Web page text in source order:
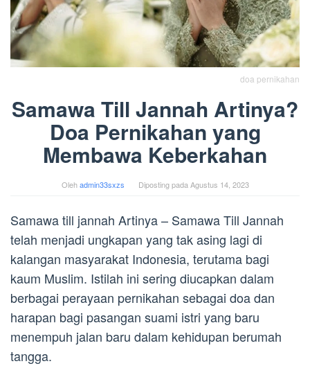
doa pernikahan
Samawa Till Jannah Artinya?
Doa Pernikahan yang
Membawa Keberkahan
Olehadmin33sxzs Diposting padaAgustus 14, 2023
Samawa till jannah Artinya – Samawa Till Jannah
telah menjadi ungkapan yang tak asing lagi di
kalangan masyarakat Indonesia, terutama bagi
kaum Muslim. Istilah ini sering diucapkan dalam
berbagai perayaan pernikahan sebagai doa dan
harapan bagi pasangan suami istri yang baru
menempuh jalan baru dalam kehidupan berumah
tangga.